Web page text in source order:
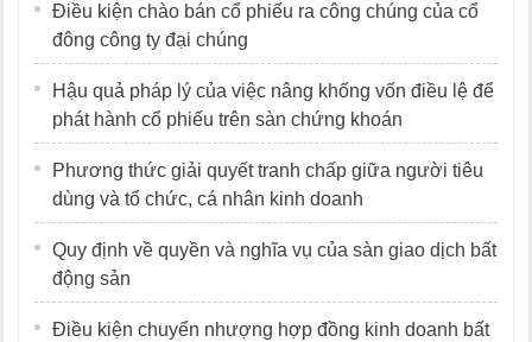
Điều kiện chào bán cổ phiếu ra công chúng của cổ
đông công ty đại chúng
Hậu quả pháp lý của việc nâng khống vốn điều lệ để
phát hành cổ phiếu trên sàn chứng khoán
Phương thức giải quyết tranh chấp giữa người tiêu
dùng và tổ chức, cá nhân kinh doanh
Quy định về quyền và nghĩa vụ của sàn giao dịch bất
động sản
Điều kiện chuyển nhượng hợp đồng kinh doanh bất